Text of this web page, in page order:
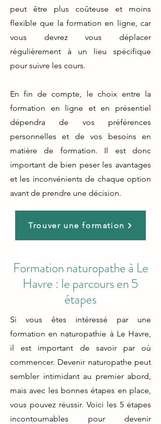
peut être plus coûteuse et moins
flexible que la formation en ligne, car
vous devrez vous déplacer
régulièrement à un lieu spécifique
pour suivre les cours.
En fin de compte, le choix entre la
formation en ligne et en présentiel
dépendra de vos préférences
personnelles et de vos besoins en
matière de formation. Il est donc
important de bien peser les avantages
et les inconvénients de chaque option
avant de prendre une décision.
Trouver une formation
Formation naturopathe à Le
Havre : le parcours en 5
étapes
Si vous êtes intéressé par une
formation en naturopathie à Le Havre,
il est important de savoir par où
commencer. Devenir naturopathe peut
sembler intimidant au premier abord,
mais avec les bonnes étapes en place,
vous pouvez réussir. Voici les 5 étapes
incontournables pour devenir